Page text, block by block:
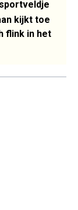
kijkt toe
flink in het